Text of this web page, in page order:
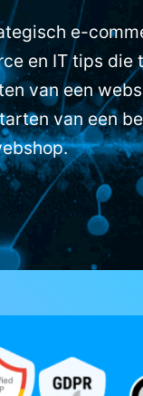
e-
en IT tips die
van een
van een